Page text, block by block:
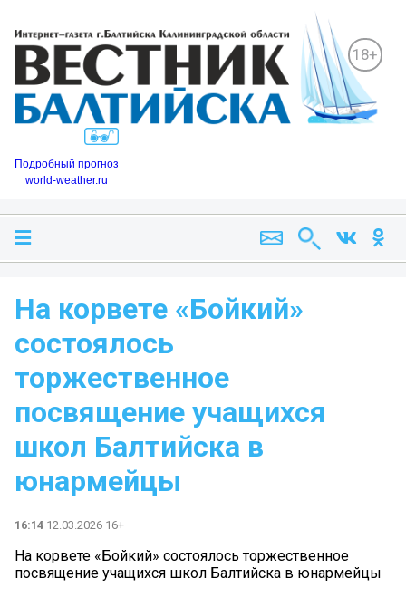
18+
Подробный прогноз
world-weather.ru
На корвете «Бойкий»
состоялось
торжественное
посвящение учащихся
школ Балтийска в
юнармейцы
16:14 12.03.2026 16+
На корвете «Бойкий» состоялось торжественное
посвящение учащихся школ Балтийска в юнармейцы